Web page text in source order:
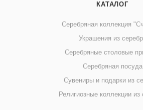
КАТАЛОГ
Серебряная коллекция
Украшения из
Серебряные столовые
Серебряная посуда
Сувениры и подарки из
Религиозные коллекции из